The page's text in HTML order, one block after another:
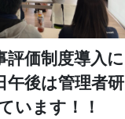
評価制度導入に
午後は管理者研
います！！